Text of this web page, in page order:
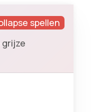
spellen